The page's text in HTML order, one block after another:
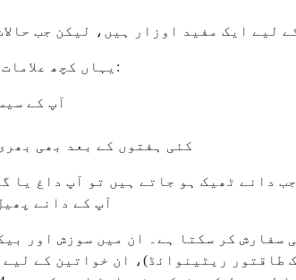
ایک مفید اوزار ہیں، لیکن جب
یہاں کچھ علامات ہیں جن کے لیے آپ کو جلد کے ڈاکٹر سے بات کرنی چاہیے:
آپ کے
کئی ہفتوں کے بعد بھی
جب دانے ٹھیک ہو جاتے ہیں تو آپ داغ یا
آپ کے دانے
سفارش کر سکتا ہے۔ ان میں سوزش اور
طاقتور ریٹینوائڈ)، ان خواتین کے